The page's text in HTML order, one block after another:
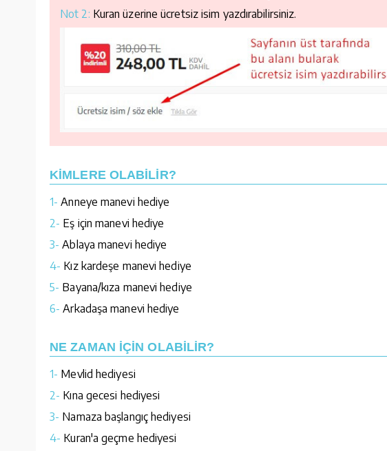
Not 2: Kuran üzerine ücretsiz isim yazdırabilirsiniz.
KİMLERE OLABİLİR?
1- Anneye manevi hediye
2- Eş için manevi hediye
3- Ablaya manevi hediye
4- Kız kardeşe manevi hediye
5- Bayana/kıza manevi hediye
6- Arkadaşa manevi hediye
NE ZAMAN İÇİN OLABİLİR?
1- Mevlid hediyesi
2- Kına gecesi hediyesi
3- Namaza başlangıç hediyesi
4- Kuran'a geçme hediyesi